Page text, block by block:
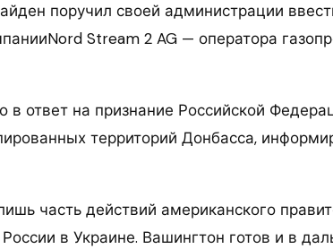
поручил своей администрации
Stream 2 AG — оператора
в ответ на признание Российской
территорий Донбасса,
часть действий американского
в Украине. Вашингтон готов и в